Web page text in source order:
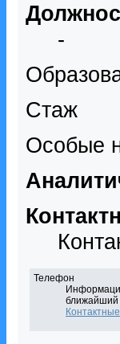
-
Стаж
Особые
Телефон
ближайший